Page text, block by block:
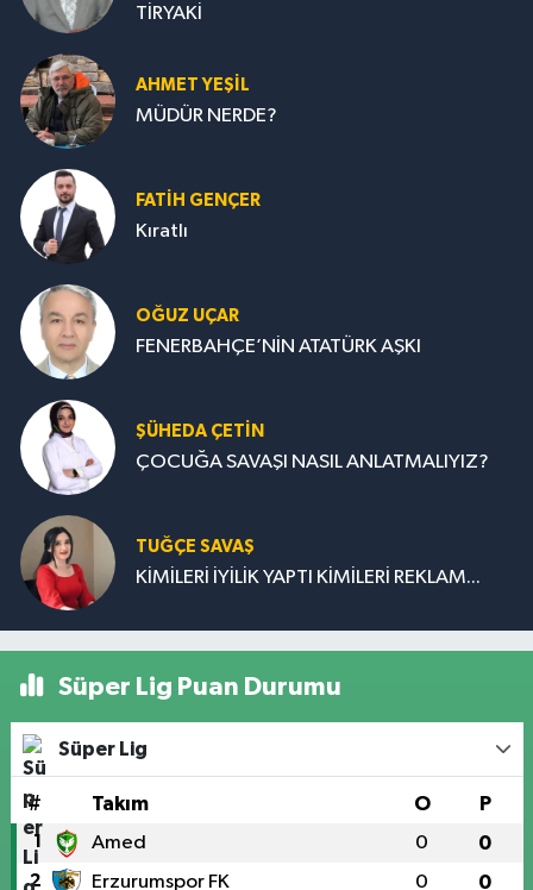
TİRYAKİ
AHMET YEŞİL
MÜDÜR NERDE?
FATIH GENÇER
Kıratlı
OĞUZ UÇAR
FENERBAHÇE’NİN ATATÜRK AŞKI
ŞÜHEDA ÇETİN
ÇOCUĞA SAVAŞI NASIL ANLATMALIYIZ?
TUĞÇE SAVAŞ
KİMİLERİ İYİLİK YAPTI KİMİLERİ REKLAM...
Süper Lig Puan Durumu
Süper Lig
# Takım O P
1 Amed 0 0
2 Erzurumspor FK 0 0